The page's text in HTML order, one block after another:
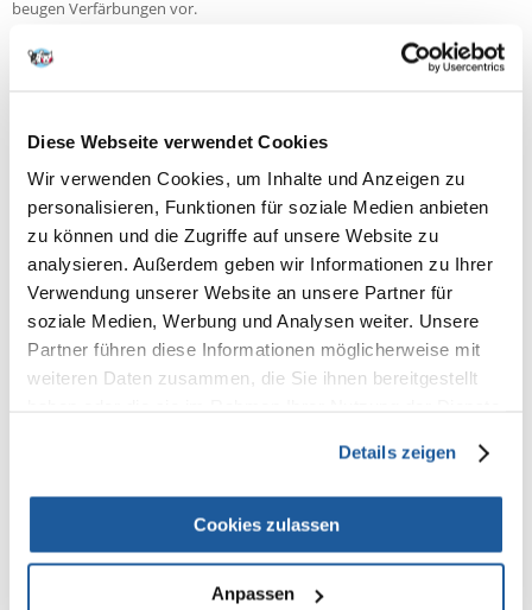
Diese Webseite verwendet Cookies
Wir verwenden Cookies, um Inhalte und Anzeigen zu
personalisieren, Funktionen für soziale Medien anbieten
zu können und die Zugriffe auf unsere Website zu
analysieren. Außerdem geben wir Informationen zu Ihrer
Verwendung unserer Website an unsere Partner für
soziale Medien, Werbung und Analysen weiter. Unsere
Partner führen diese Informationen möglicherweise mit
weiteren Daten zusammen, die Sie ihnen bereitgestellt
Details zeigen
Cookies zulassen
Anpassen
beugen Verfärbungen vor.
Die Inhaltsstoffe von Kamillenextrakt und Aloe vera verleihen dem Fell
Glanz und spenden Feuchtigkeit.
Wesentliche Merkmale:
Gebrauch: Für weißes und helles Haar
pflegt ein helles Fell
Verhindert Verfärbungen
Sorgt für einen glänzenden, feuchtigkeitsspendenden und pflegenden
Lindert Reizungen
Gebrauchsanweisung:
Sie eine kleine Menge des Shampoos auf dem Körper Ihres Haustieres
und die Schnauze Ihres Haustieres. Wiederholen Sie dies nach Bedarf.